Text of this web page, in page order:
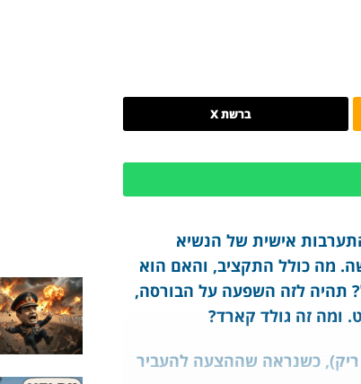
ברשת X
אישית של הנשיא
מה כולל התקציב, והאם הוא
תהיה לזה השפעה על הבורסה,
ומה זה גולד קארד?
הרפובליקנים בבית הנבחרים (219:215, אחד ריק), כשנראה שההצעה להעביר